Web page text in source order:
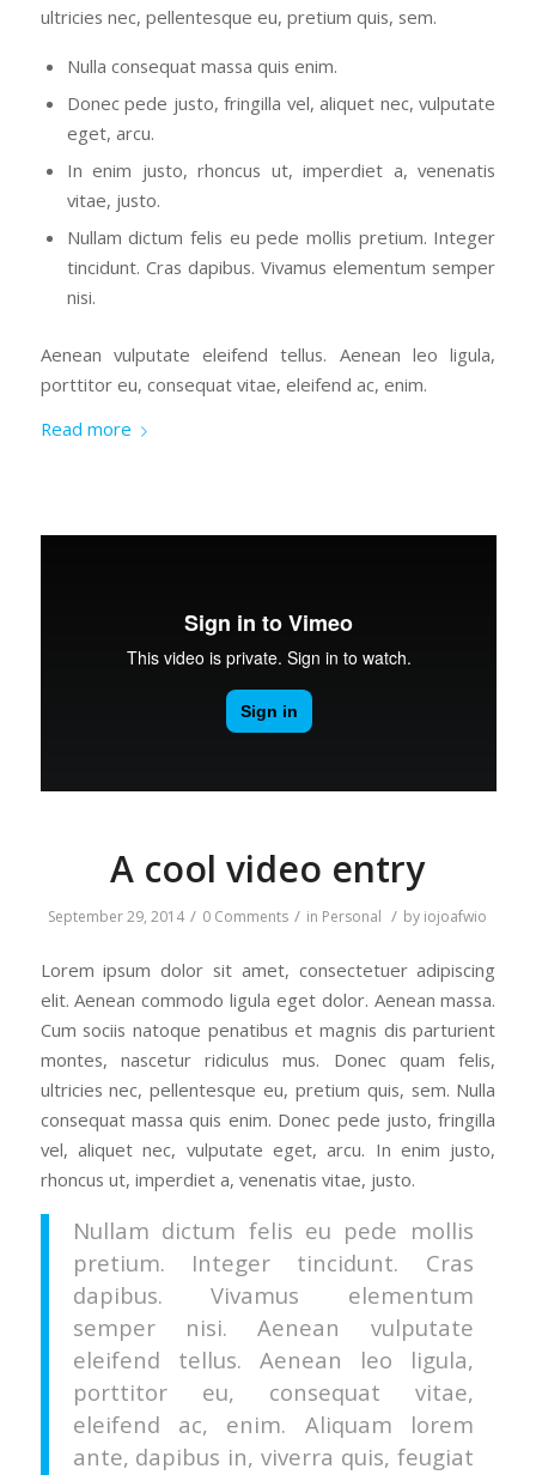
ultricies nec, pellentesque eu, pretium quis, sem.
Nulla consequat massa quis enim.
Donec pede justo, fringilla vel, aliquet nec, vulputate
eget, arcu.
In enim justo, rhoncus ut, imperdiet a, venenatis
vitae, justo.
Nullam dictum felis eu pede mollis pretium. Integer
tincidunt. Cras dapibus. Vivamus elementum semper
nisi.
Aenean vulputate eleifend tellus. Aenean leo ligula,
porttitor eu, consequat vitae, eleifend ac, enim.
Read more
A cool video entry
September 29, 2014 / 0 Comments / in Personal / by iojoafwio
Lorem ipsum dolor sit amet, consectetuer adipiscing
elit. Aenean commodo ligula eget dolor. Aenean massa.
Cum sociis natoque penatibus et magnis dis parturient
montes, nascetur ridiculus mus. Donec quam felis,
ultricies nec, pellentesque eu, pretium quis, sem. Nulla
consequat massa quis enim. Donec pede justo, fringilla
vel, aliquet nec, vulputate eget, arcu. In enim justo,
rhoncus ut, imperdiet a, venenatis vitae, justo.
Nullam dictum felis eu pede mollis
pretium. Integer tincidunt. Cras
dapibus. Vivamus elementum
semper nisi. Aenean vulputate
eleifend tellus. Aenean leo ligula,
porttitor eu, consequat vitae,
eleifend ac, enim. Aliquam lorem
ante, dapibus in, viverra quis, feugiat